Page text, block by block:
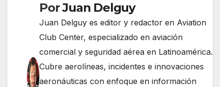
PorJuan Delguy
Juan Delguy es editor y redactor en Aviation
Club Center, especializado en aviación
comercial y seguridad aérea en Latinoamérica.
Cubre aerolíneas, incidentes e innovaciones
aeronáuticas con enfoque en información